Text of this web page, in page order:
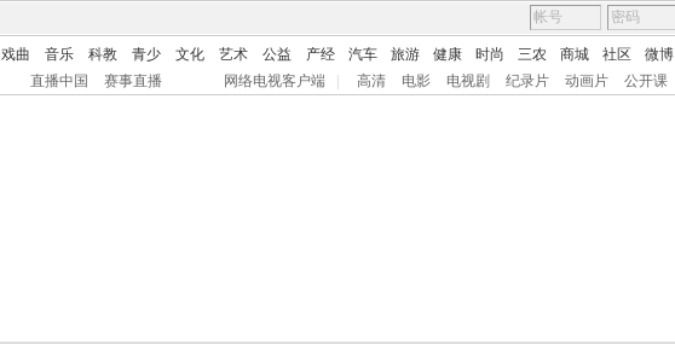
戏曲 音乐 科教 青少 文化 艺术 公益 产经 汽车 旅游 健康 时尚 三农 商城 社区 微博
直播中国 赛事直播 网络电视客户端 高清 电影 电视剧 纪录片 动画片 公开课